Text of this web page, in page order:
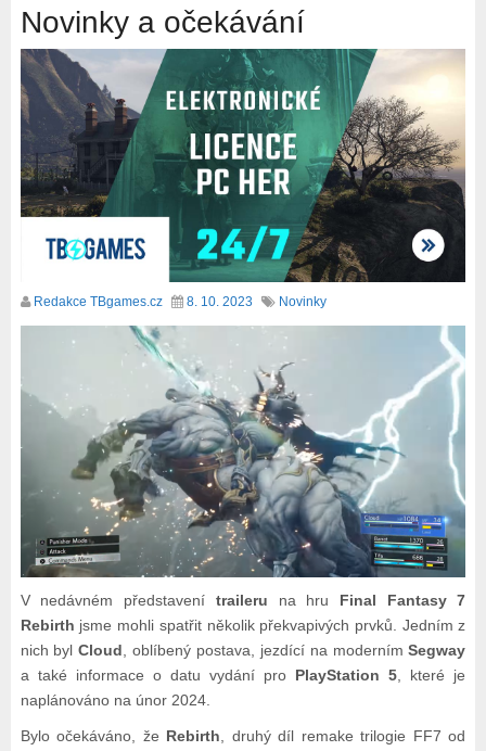
Novinky a očekávání
Redakce TBgames.cz 8. 10. 2023 Novinky
V nedávném představení traileru na hru Final Fantasy 7
Rebirth jsme mohli spatřit několik překvapivých prvků. Jedním z
nich bylCloud , oblíbený postava, jezdící na modernímSegway
a také informace o datu vydání pro PlayStation 5 , které je
naplánováno na únor 2024.
Bylo očekáváno, že Rebirth , druhý díl remake trilogie FF7 od